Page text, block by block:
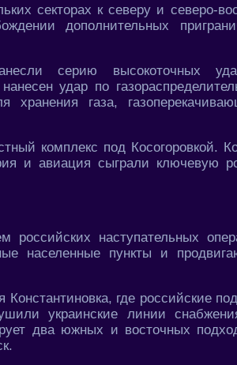
секторах к северу и северо-
дополнительных
серию высокоточных
удар по
газа,
комплекс под Косогоровкой.
и авиация сыграли ключевую
российских наступательных
населенные пункты и
где российские
украинские линии
два южных и восточных